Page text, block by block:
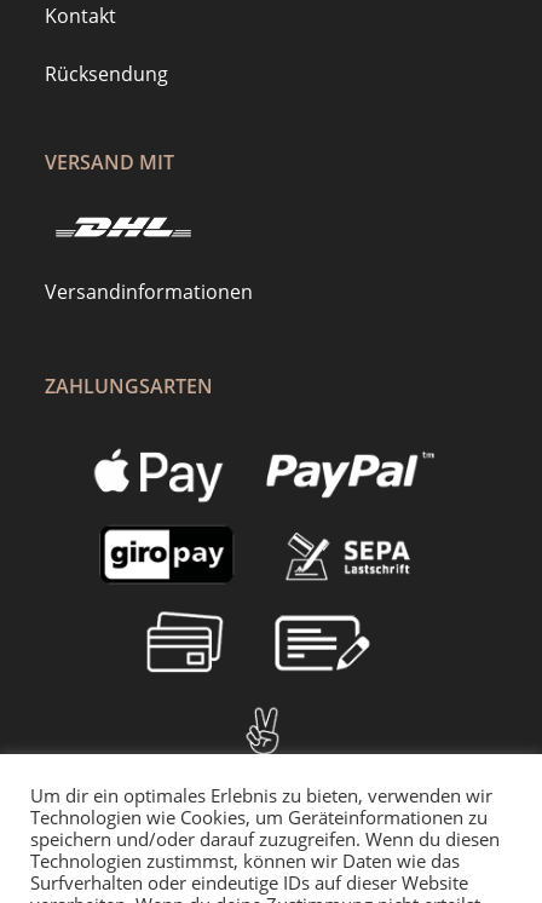
Kontakt
Rücksendung
VERSAND MIT
Versandinformationen
ZAHLUNGSARTEN
Um dir ein optimales Erlebnis zu bieten, verwenden wir
Technologien wie Cookies, um Geräteinformationen zu
speichern und/oder darauf zuzugreifen. Wenn du diesen
Technologien zustimmst, können wir Daten wie das
Surfverhalten oder eindeutige IDs auf dieser Website